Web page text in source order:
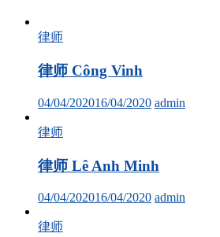
律师
律师 Công Vinh
04/04/202016/04/2020 admin
律师
律师 Lê Anh Minh
04/04/202016/04/2020 admin
律师